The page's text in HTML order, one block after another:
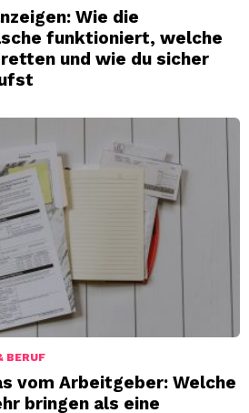
Wie die
funktioniert, welche
und wie du sicher
BERUF
vom Arbeitgeber: Welche
bringen als eine